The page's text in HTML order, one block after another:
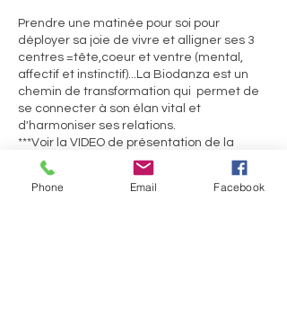
Prendre une matinée pour soi pour
déployer sa joie de vivre et alligner ses 3
centres =tête,coeur et ventre (mental,
affectif et instinctif)...La Biodanza est un
chemin de transformation qui permet de
se connecter à son élan vital et
d'harmoniser ses relations.
***Voir la VIDEO de présentation de la
biodanza en bas de la page d'accueil de
ce site! ainsi que l'article sur la Biodanza***
Ils/Elles témoignent :
Phone Email Facebook